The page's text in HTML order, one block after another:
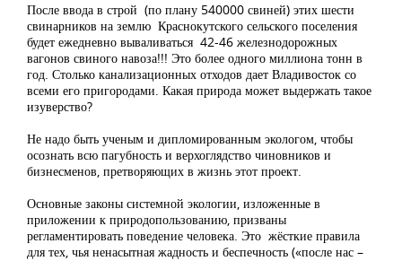
После ввода в строй (по плану 540000 свиней) этих шести
свинарников на землю Краснокутского сельского поселения
будет ежедневно вываливаться 42-46 железнодорожных
вагонов свиного навоза!!! Это более одного миллиона тонн в
год. Столько канализационных отходов дает Владивосток со
всеми его пригородами. Какая природа может выдержать такое
изуверство?
Не надо быть ученым и дипломированным экологом, чтобы
осознать всю пагубность и верхоглядство чиновников и
бизнесменов, претворяющих в жизнь этот проект.
Основные законы системной экологии, изложенные в
приложении к природопользованию, призваны
регламентировать поведение человека. Это жёсткие правила
для тех, чья ненасытная жадность и беспечность («после нас –